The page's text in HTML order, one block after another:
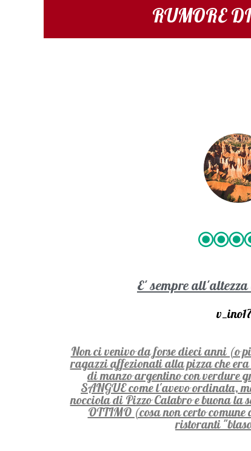
RUMORE
E' sempre
Non ci venivo da forse dieci anni (o
ragazzi affezionati alla pizza che era
di manzo argentino con verdure
SANGUE come l'avevo ordinata,
nocciola di Pizzo Calabro e buona la
OTTIMO (cosa non certo
ristoranti